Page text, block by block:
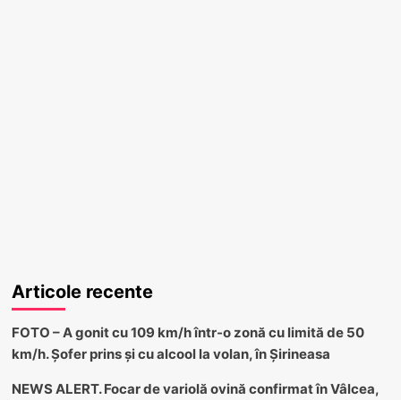
Articole recente
FOTO – A gonit cu 109 km/h într-o zonă cu limită de 50
km/h. Șofer prins și cu alcool la volan, în Șirineasa
NEWS ALERT. Focar de variolă ovină confirmat în Vâlcea,